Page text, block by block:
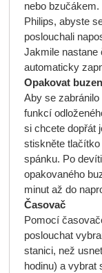
nebo
Philips, abyste
poslouchali
Jakmile nastane
automaticky
Opakovat
Aby se
funkcí
si chcete dopřát
stiskněte
spánku. Po
opakovaného
minut až do
Časovač
Pomocí
poslouchat
stanici, než
hodinu) a vybrat